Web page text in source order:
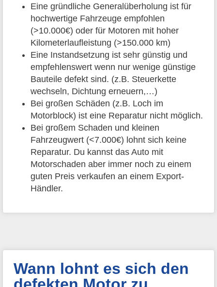
Eine gründliche Generalüberholung ist für
hochwertige Fahrzeuge empfohlen
(>10.000€) oder für Motoren mit hoher
Kilometerlaufleistung (>150.000 km)
Eine Instandsetzung ist sehr günstig und
empfehlenswert wenn nur wenige günstige
Bauteile defekt sind. (z.B. Steuerkette
wechseln, Dichtung erneuern,…)
Bei großen Schäden (z.B. Loch im
Motorblock) ist eine Reparatur nicht möglich.
Bei großem Schaden und kleinen
Fahrzeugwert (<7.000€) lohnt sich keine
Reparatur. Du kannst das Auto mit
Motorschaden aber immer noch zu einem
guten Preis verkaufen an einem Export-
Händler.
Wann lohnt es sich den